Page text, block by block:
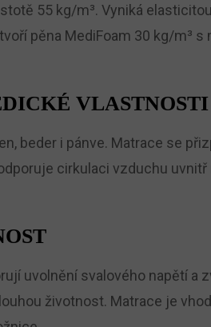
55 kg/m³. Vyniká
pěna MediFoam 30 kg/m³
VLASTNOSTI
beder i pánve. Matrace se
cirkulaci vzduchu
uvolnění svalového napětí a
životnost. Matrace je